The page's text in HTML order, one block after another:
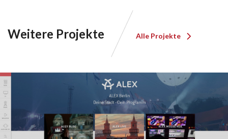
Weitere Projekte Alle Projekte